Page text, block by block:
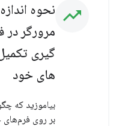
trending_up نحوه
مرورگر در
گیری
های خود
بیاموزید که
بر روی فرم‌های